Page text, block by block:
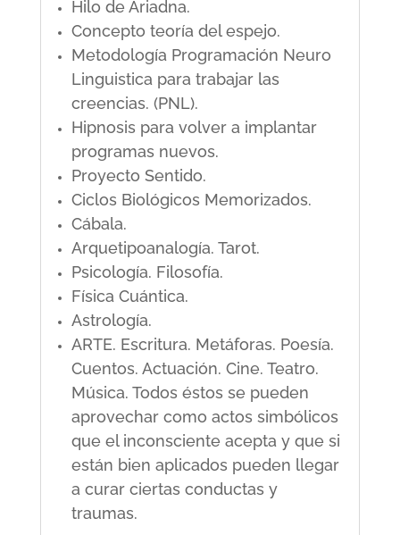
Hilo de Ariadna.
Concepto teoría del espejo.
Metodología Programación Neuro
Linguistica para trabajar las
creencias. (PNL).
Hipnosis para volver a implantar
programas nuevos.
Proyecto Sentido.
Ciclos Biológicos Memorizados.
Cábala.
Arquetipoanalogía. Tarot.
Psicología. Filosofía.
Física Cuántica.
Astrología.
ARTE. Escritura. Metáforas. Poesía.
Cuentos. Actuación. Cine. Teatro.
Música. Todos éstos se pueden
aprovechar como actos simbólicos
que el inconsciente acepta y que si
están bien aplicados pueden llegar
a curar ciertas conductas y
traumas.